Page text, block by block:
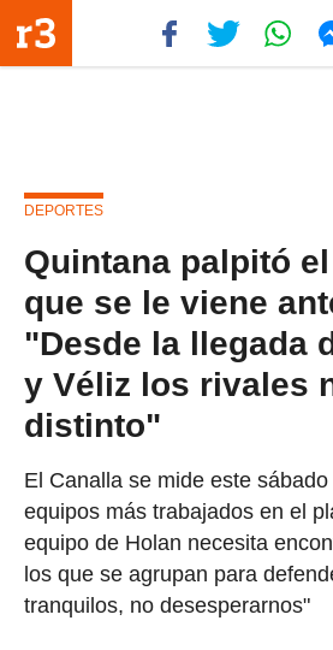
DEPORTES
Quintana palpitó
que se le viene
"Desde la llegada
y Véliz los rivales
distinto"
El Canalla se mide este
equipos más trabajados en el
equipo de Holan necesita
los que se agrupan para
tranquilos, no desesperarnos"